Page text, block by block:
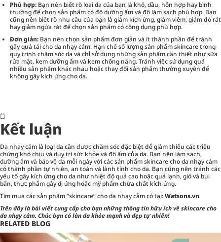
Phù hợp: Bạn nên biết rõ loại da của bạn là khô, dầu, hỗn hợp hay bình
thường để chọn sản phẩm có độ dưỡng ẩm và độ làm sạch phù hợp. Bạn
cũng nên biết rõ nhu cầu của bạn là giảm kích ứng, giảm viêm, giảm đỏ rát
hay giảm ngứa rát để chọn sản phẩm có công dụng phù hợp.
Đơn giản: Bạn nên chọn sản phẩm đơn giản và ít thành phần để tránh
gây quá tải cho da nhạy cảm. Hạn chế số lượng sản phẩm skincare trong
quy trình chăm sóc da và chỉ sử dụng những sản phẩm cần thiết như sữa
rửa mặt, kem dưỡng ẩm và kem chống nắng. Tránh việc sử dụng quá
nhiều sản phẩm khác nhau hoặc thay đổi sản phẩm thường xuyên để
không gây kích ứng cho da.
Kết luận
Da nhạy cảm là loại da cần được chăm sóc đặc biệt để giảm thiểu các triệu
chứng khó chịu và duy trì sức khỏe và độ ẩm của da. Bạn nên làm sạch,
dưỡng ẩm và bảo vệ da mỗi ngày với các sản phẩm skincare cho da nhạy cảm
có thành phần tự nhiên, an toàn và lành tính cho da. Bạn cũng nên tránh các
yếu tố gây kích ứng cho da như nhiệt độ quá cao hoặc quá lạnh, gió và bụi
bẩn, thực phẩm gây dị ứng hoặc mỹ phẩm chứa chất kích ứng.
Tìm mua các sản phẩm “skincare” cho da nhạy cảm có tại:Watsons.vn
Trên đây là bài viết cung cấp cho bạn những thông tin hữu ích về skincare cho
da nhạy cảm. Chúc bạn có làn da khỏe mạnh và đẹp tự nhiên!
RELATED BLOG